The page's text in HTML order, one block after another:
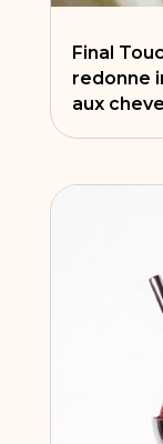
Final
redonne
aux